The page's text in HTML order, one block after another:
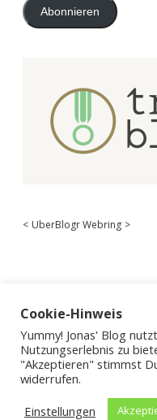
Abonnieren
< UberBlogr Webring >
Cookie-Hinweis
Yummy! Jonas' Blog
Nutzungserlebnis zu
"Akzeptieren" stimmst
widerrufen.
Einstellungen